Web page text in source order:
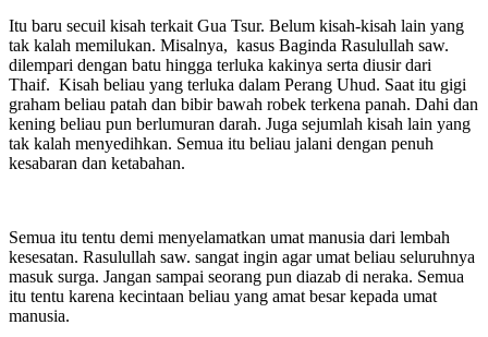
Itu baru secuil kisah terkait Gua Tsur. Belum kisah-kisah lain yang
tak kalah memilukan. Misalnya, kasus Baginda Rasulullah saw.
dilempari dengan batu hingga terluka kakinya serta diusir dari
Thaif. Kisah beliau yang terluka dalam Perang Uhud. Saat itu gigi
graham beliau patah dan bibir bawah robek terkena panah. Dahi dan
kening beliau pun berlumuran darah. Juga sejumlah kisah lain yang
tak kalah menyedihkan. Semua itu beliau jalani dengan penuh
kesabaran dan ketabahan.
Semua itu tentu demi menyelamatkan umat manusia dari lembah
kesesatan. Rasulullah saw. sangat ingin agar umat beliau seluruhnya
masuk surga. Jangan sampai seorang pun diazab di neraka. Semua
itu tentu karena kecintaan beliau yang amat besar kepada umat
manusia.